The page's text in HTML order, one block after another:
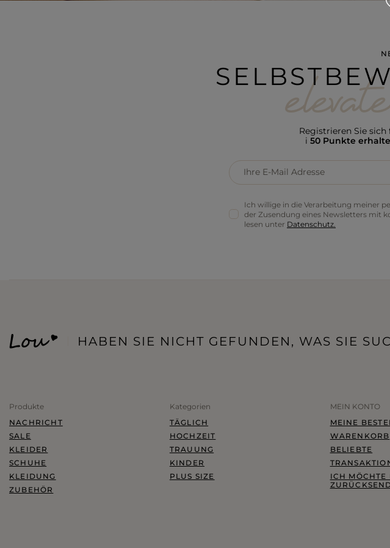
BLAZER FÜR FRAUEN
ALLES ANZEIGEN
WEISSE
Registrieren Sie
i 50 Punkte
Ihre E-Mail Adresse
Ich willige in die Verarbeitung meiner
der Zusendung eines Newsletters mit
lesen unter Datenschutz.
HABEN SIE NICHT GEFUNDEN, WAS SIE
Produkte
NACHRICHT
SALE
KLEIDER
SCHUHE
KLEIDUNG
ZUBEHÖR
Kategorien
TÄGLICH
HOCHZEIT
TRAUUNG
KINDER
PLUS SIZE
MEIN KONTO
MEINE
WARENKORB
BELIEBTE
ICH MÖCHTE